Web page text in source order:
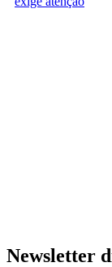
Newsletter